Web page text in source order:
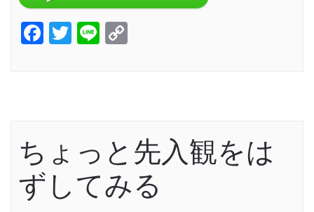
Facebook
Twitter
Line
ちょっと先入観をは
ずしてみる